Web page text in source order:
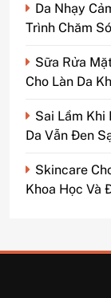
Da Nhạy
Trình Chăm
Sữa Rửa
Cho Làn Da
Sai Lầm Khi
Da Vẫn Đen
Skincare
Khoa Học Và